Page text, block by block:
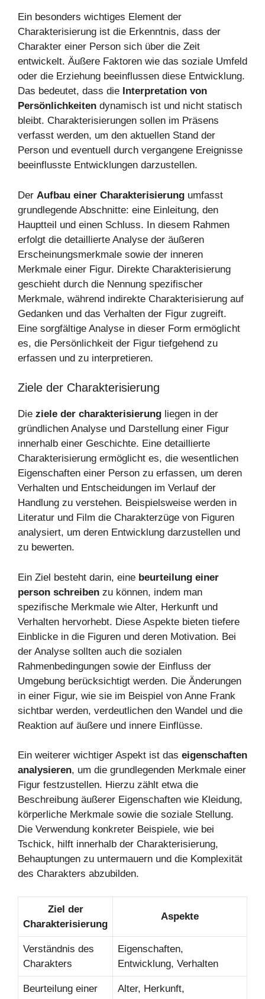
Ein besonders wichtiges Element der
Charakterisierung ist die Erkenntnis, dass der
Charakter einer Person sich über die Zeit
entwickelt. Äußere Faktoren wie das soziale Umfeld
oder die Erziehung beeinflussen diese Entwicklung.
Das bedeutet, dass die Interpretation von
Persönlichkeiten dynamisch ist und nicht statisch
bleibt. Charakterisierungen sollen im Präsens
verfasst werden, um den aktuellen Stand der
Person und eventuell durch vergangene Ereignisse
beeinflusste Entwicklungen darzustellen.
Der Aufbau einer Charakterisierung umfasst
grundlegende Abschnitte: eine Einleitung, den
Hauptteil und einen Schluss. In diesem Rahmen
erfolgt die detaillierte Analyse der äußeren
Erscheinungsmerkmale sowie der inneren
Merkmale einer Figur. Direkte Charakterisierung
geschieht durch die Nennung spezifischer
Merkmale, während indirekte Charakterisierung auf
Gedanken und das Verhalten der Figur zugreift.
Eine sorgfältige Analyse in dieser Form ermöglicht
es, die Persönlichkeit der Figur tiefgehend zu
erfassen und zu interpretieren.
Ziele der Charakterisierung
Die ziele der charakterisierung liegen in der
gründlichen Analyse und Darstellung einer Figur
innerhalb einer Geschichte. Eine detaillierte
Charakterisierung ermöglicht es, die wesentlichen
Eigenschaften einer Person zu erfassen, um deren
Verhalten und Entscheidungen im Verlauf der
Handlung zu verstehen. Beispielsweise werden in
Literatur und Film die Charakterzüge von Figuren
analysiert, um deren Entwicklung darzustellen und
zu bewerten.
Ein Ziel besteht darin, eine beurteilung einer
person schreiben zu können, indem man
spezifische Merkmale wie Alter, Herkunft und
Verhalten hervorhebt. Diese Aspekte bieten tiefere
Einblicke in die Figuren und deren Motivation. Bei
der Analyse sollten auch die sozialen
Rahmenbedingungen sowie der Einfluss der
Umgebung berücksichtigt werden. Die Änderungen
in einer Figur, wie sie im Beispiel von Anne Frank
sichtbar werden, verdeutlichen den Wandel und die
Reaktion auf äußere und innere Einflüsse.
Ein weiterer wichtiger Aspekt ist das eigenschaften
analysieren, um die grundlegenden Merkmale einer
Figur festzustellen. Hierzu zählt etwa die
Beschreibung äußerer Eigenschaften wie Kleidung,
körperliche Merkmale sowie die soziale Stellung.
Die Verwendung konkreter Beispiele, wie bei
Tschick, hilft innerhalb der Charakterisierung,
Behauptungen zu untermauern und die Komplexität
des Charakters abzubilden.
Ziel der
Charakterisierung
Aspekte
Verständnis des
Charakters
Eigenschaften,
Entwicklung, Verhalten
Beurteilung einer
Alter, Herkunft,